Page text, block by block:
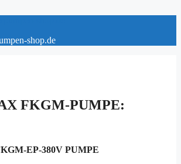
shop.de
FKGM-PUMPE:
EP-380V PUMPE